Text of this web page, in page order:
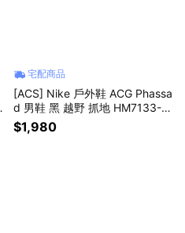
宅配商品
[ACS] Nike 戶外鞋 ACG Phassa
d 男鞋 黑 越野 抓地 HM7133-0
03
$1,980